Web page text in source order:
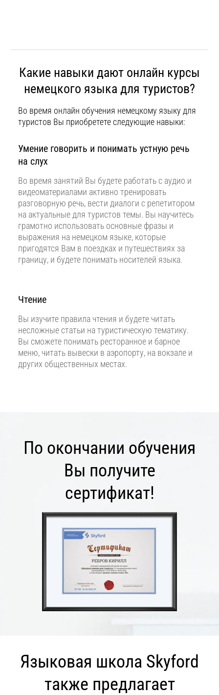
Какие навыки дают онлайн курсы
немецкого языка для туристов?
Во время онлайн обучения немецкому языку для
туристов Вы приобретете следующие навыки:
Умение говорить и понимать устную речь
на слух
Во время занятий Вы будете работать с аудио и
видеоматериалами активно тренировать
разговорную речь, вести диалоги с репетитором
на актуальные для туристов темы. Вы научитесь
грамотно использовать основные фразы и
выражения на немецком языке, которые
пригодятся Вам в поездках и путешествиях за
границу, и будете понимать носителей языка.
Чтение
Вы изучите правила чтения и будете читать
несложные статьи на туристическую тематику.
Вы сможете понимать ресторанное и барное
меню, читать вывески в аэропорту, на вокзале и
других общественных местах.
По окончании обучения
Вы получите
сертификат!
Языковая школа Skyford
также предлагает